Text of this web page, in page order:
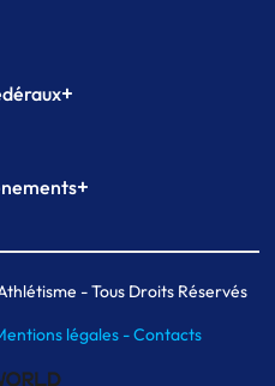
+
Formation
+
indoor
de Paris- Tous Droits Réservés
légales -Contacts